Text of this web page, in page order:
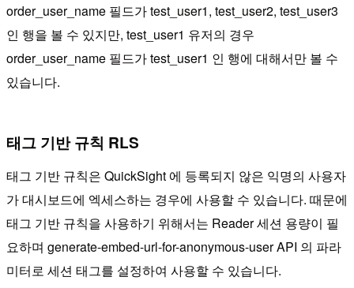
order_user_name 필드가 test_user1, test_user2, test_user3
인 행을 볼 수 있지만, test_user1 유저의 경우
order_user_name 필드가 test_user1 인 행에 대해서만 볼 수
있습니다.
태그 기반 규칙 RLS
태그 기반 규칙은 QuickSight 에 등록되지 않은 익명의 사용자
가 대시보드에 엑세스하는 경우에 사용할 수 있습니다. 때문에
태그 기반 규칙을 사용하기 위해서는 Reader 세션 용량이 필
요하며 generate-embed-url-for-anonymous-user API 의 파라
미터로 세션 태그를 설정하여 사용할 수 있습니다.